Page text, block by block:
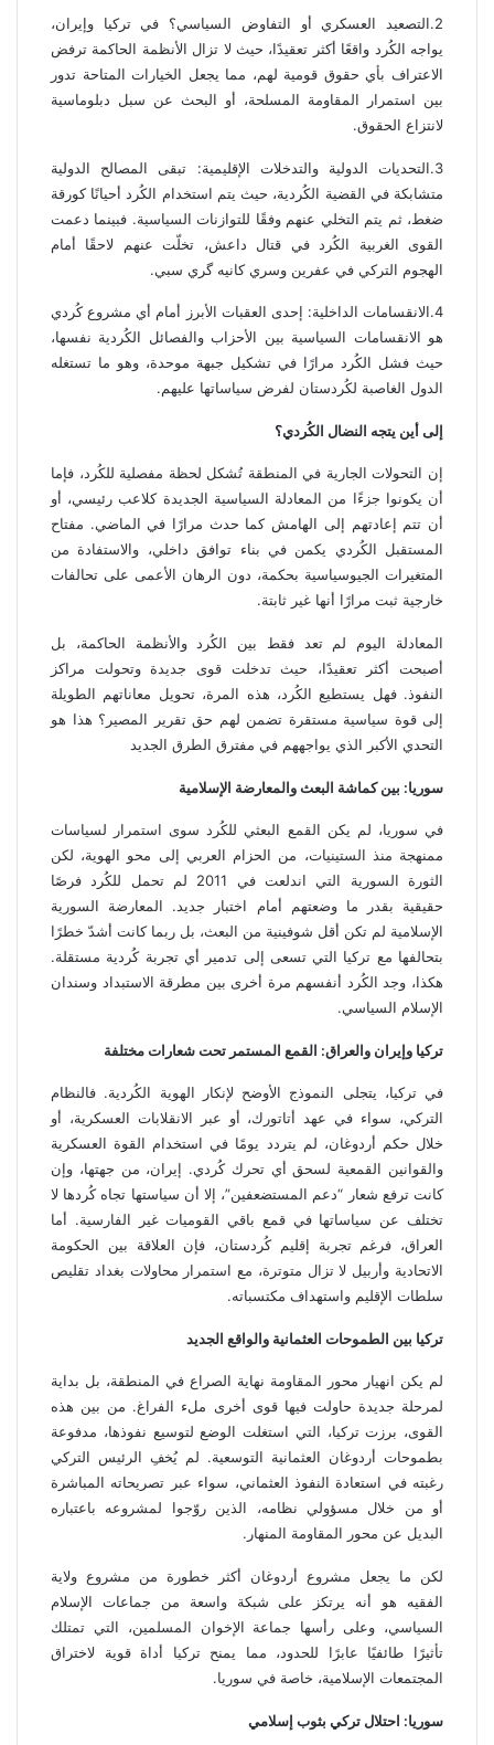
2.التصعيد العسكري أو التفاوض السياسي؟ في تركيا وإيران،
يواجه الكُرد واقعًا أكثر تعقيدًا، حيث لا تزال الأنظمة الحاكمة ترفض
الاعتراف بأي حقوق قومية لهم، مما يجعل الخيارات المتاحة تدور
بين استمرار المقاومة المسلحة، أو البحث عن سبل دبلوماسية
لانتزاع الحقوق.
3.التحديات الدولية والتدخلات الإقليمية: تبقى المصالح الدولية
متشابكة في القضية الكُردية، حيث يتم استخدام الكُرد أحيانًا كورقة
ضغط، ثم يتم التخلي عنهم وفقًا للتوازنات السياسية. فبينما دعمت
القوى الغربية الكُرد في قتال داعش، تخلّت عنهم لاحقًا أمام
الهجوم التركي في عفرين وسري كانيه گري سبي.
4.الانقسامات الداخلية: إحدى العقبات الأبرز أمام أي مشروع كُردي
هو الانقسامات السياسية بين الأحزاب والفصائل الكُردية نفسها،
حيث فشل الكُرد مرارًا في تشكيل جبهة موحدة، وهو ما تستغله
الدول الغاصبة لكُردستان لفرض سياساتها عليهم.
إلى أين يتجه النضال الكُردي؟
إن التحولات الجارية في المنطقة تُشكل لحظة مفصلية للكُرد، فإما
أن يكونوا جزءًا من المعادلة السياسية الجديدة كلاعب رئيسي، أو
أن تتم إعادتهم إلى الهامش كما حدث مرارًا في الماضي. مفتاح
المستقبل الكُردي يكمن في بناء توافق داخلي، والاستفادة من
المتغيرات الجيوسياسية بحكمة، دون الرهان الأعمى على تحالفات
خارجية ثبت مرارًا أنها غير ثابتة.
المعادلة اليوم لم تعد فقط بين الكُرد والأنظمة الحاكمة، بل
أصبحت أكثر تعقيدًا، حيث تدخلت قوى جديدة وتحولت مراكز
النفوذ. فهل يستطيع الكُرد، هذه المرة، تحويل معاناتهم الطويلة
إلى قوة سياسية مستقرة تضمن لهم حق تقرير المصير؟ هذا هو
التحدي الأكبر الذي يواجههم في مفترق الطرق الجديد
سوريا: بين كماشة البعث والمعارضة الإسلامية
في سوريا، لم يكن القمع البعثي للكُرد سوى استمرار لسياسات
ممنهجة منذ الستينيات، من الحزام العربي إلى محو الهوية، لكن
الثورة السورية التي اندلعت في 2011 لم تحمل للكُرد فرصًا
حقيقية بقدر ما وضعتهم أمام اختبار جديد. المعارضة السورية
الإسلامية لم تكن أقل شوفينية من البعث، بل ربما كانت أشدّ خطرًا
بتحالفها مع تركيا التي تسعى إلى تدمير أي تجربة كُردية مستقلة.
هكذا، وجد الكُرد أنفسهم مرة أخرى بين مطرقة الاستبداد وسندان
الإسلام السياسي.
تركيا وإيران والعراق: القمع المستمر تحت شعارات مختلفة
في تركيا، يتجلى النموذج الأوضح لإنكار الهوية الكُردية. فالنظام
التركي، سواء في عهد أتاتورك، أو عبر الانقلابات العسكرية، أو
خلال حكم أردوغان، لم يتردد يومًا في استخدام القوة العسكرية
والقوانين القمعية لسحق أي تحرك كُردي. إيران، من جهتها، وإن
كانت ترفع شعار “دعم المستضعفين”، إلا أن سياستها تجاه كُردها لا
تختلف عن سياساتها في قمع باقي القوميات غير الفارسية. أما
العراق، فرغم تجربة إقليم كُردستان، فإن العلاقة بين الحكومة
الاتحادية وأربيل لا تزال متوترة، مع استمرار محاولات بغداد تقليص
سلطات الإقليم واستهداف مكتسباته.
تركيا بين الطموحات العثمانية والواقع الجديد
لم يكن انهيار محور المقاومة نهاية الصراع في المنطقة، بل بداية
لمرحلة جديدة حاولت فيها قوى أخرى ملء الفراغ. من بين هذه
القوى، برزت تركيا، التي استغلت الوضع لتوسيع نفوذها، مدفوعة
بطموحات أردوغان العثمانية التوسعية. لم يُخفِ الرئيس التركي
رغبته في استعادة النفوذ العثماني، سواء عبر تصريحاته المباشرة
أو من خلال مسؤولي نظامه، الذين روّجوا لمشروعه باعتباره
البديل عن محور المقاومة المنهار.
لكن ما يجعل مشروع أردوغان أكثر خطورة من مشروع ولاية
الفقيه هو أنه يرتكز على شبكة واسعة من جماعات الإسلام
السياسي، وعلى رأسها جماعة الإخوان المسلمين، التي تمتلك
تأثيرًا طائفيًا عابرًا للحدود، مما يمنح تركيا أداة قوية لاختراق
المجتمعات الإسلامية، خاصة في سوريا.
سوريا: احتلال تركي بثوب إسلامي